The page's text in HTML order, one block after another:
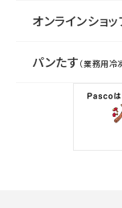
オンラインショ
パンたす （業務用冷